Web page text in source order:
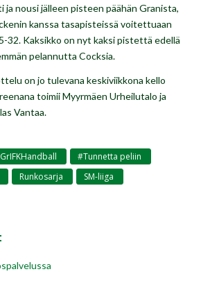
nousi jälleen pisteen päähän Granista,
kanssa tasapisteissä voitettuaan
32. Kaksikko on nyt kaksi pistettä edellä
pelannutta Cocksia.
on jo tulevana keskiviikkona kello
toimii Myyrmäen Urheilutalo ja
Vantaa.
#Tunnetta peliin
Runkosarja SM-liiga